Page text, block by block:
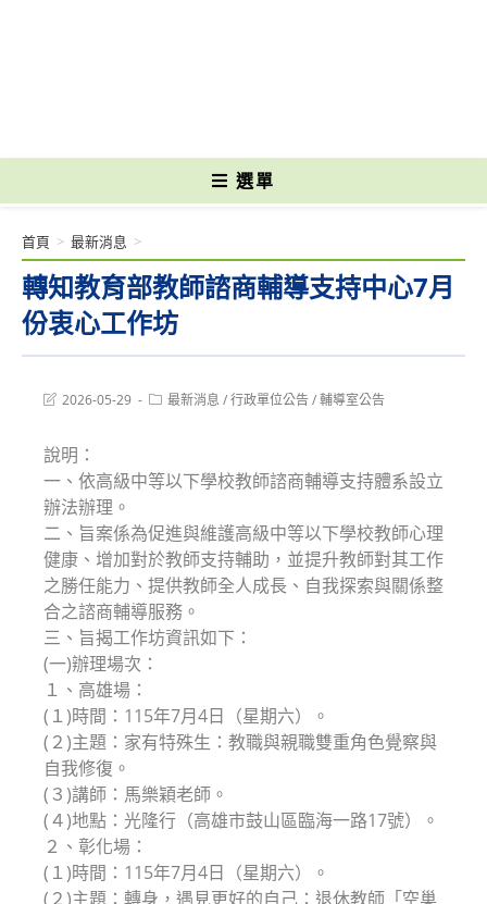
選單
轉知教育部教師諮商輔導支持中心7月
份衷心工作坊
首頁 > 最新消息 >
Post2026-05-29
Post最新消息 /行政單位公告/輔導室公告
說明：
一、依高級中等以下學校教師諮商輔導支持體系設立
辦法辦理。
二、旨案係為促進與維護高級中等以下學校教師心理
健康、增加對於教師支持輔助，並提升教師對其工作
之勝任能力、提供教師全人成長、自我探索與關係整
合之諮商輔導服務。
三、旨揭工作坊資訊如下：
(一)辦理場次：
１、高雄場：
(１)時間：115年7月4日（星期六）。
(２)主題：家有特殊生：教職與親職雙重角色覺察與
自我修復。
(３)講師：馬樂穎老師。
(４)地點：光隆行（高雄市鼓山區臨海一路17號）。
２、彰化場：
(１)時間：115年7月4日（星期六）。
(２)主題：轉身，遇見更好的自己：退休教師「空巢